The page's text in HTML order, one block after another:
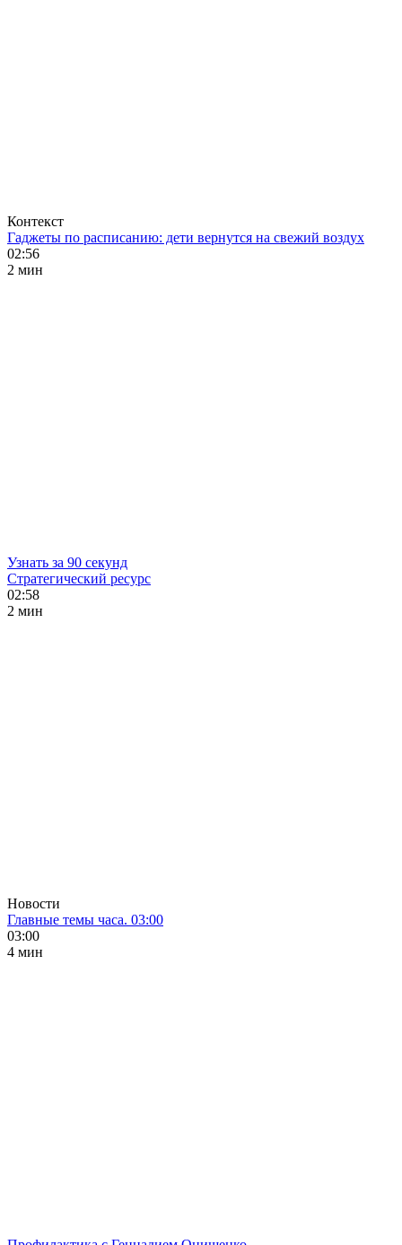
Контекст
Гаджеты по расписанию: дети вернутся на свежий воздух
02:56
2 мин
Узнать за 90 секунд
Стратегический ресурс
02:58
2 мин
Новости
Главные темы часа. 03:00
03:00
4 мин